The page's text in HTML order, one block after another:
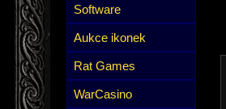
Software
Aukce ikonek
Rat Games
WarCasino